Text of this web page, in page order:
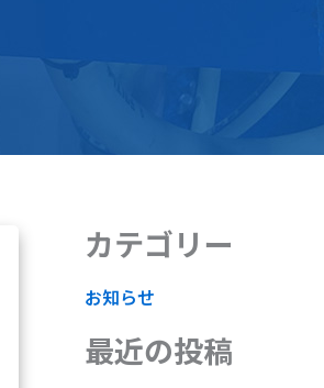
カテゴリー
お知らせ
最近の投稿